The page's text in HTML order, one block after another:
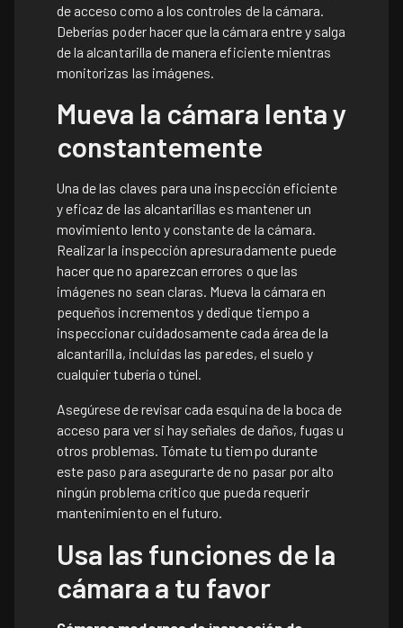
de acceso como a los controles de la cámara.
Deberías poder hacer que la cámara entre y salga
de la alcantarilla de manera eficiente mientras
monitorizas las imágenes.
Mueva la cámara lenta y
constantemente
Una de las claves para una inspección eficiente
y eficaz de las alcantarillas es mantener un
movimiento lento y constante de la cámara.
Realizar la inspección apresuradamente puede
hacer que no aparezcan errores o que las
imágenes no sean claras. Mueva la cámara en
pequeños incrementos y dedique tiempo a
inspeccionar cuidadosamente cada área de la
alcantarilla, incluidas las paredes, el suelo y
cualquier tubería o túnel.
Asegúrese de revisar cada esquina de la boca de
acceso para ver si hay señales de daños, fugas u
otros problemas. Tómate tu tiempo durante
este paso para asegurarte de no pasar por alto
ningún problema crítico que pueda requerir
mantenimiento en el futuro.
Usa las funciones de la
cámara a tu favor